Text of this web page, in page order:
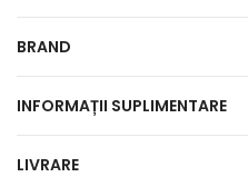
BRAND
INFORMAȚII SUPLIMENTARE
LIVRARE